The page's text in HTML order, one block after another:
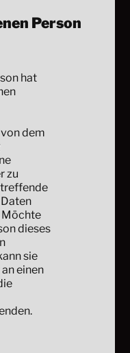
Person
hat
dem
zu
Möchte
dieses
sie
einen